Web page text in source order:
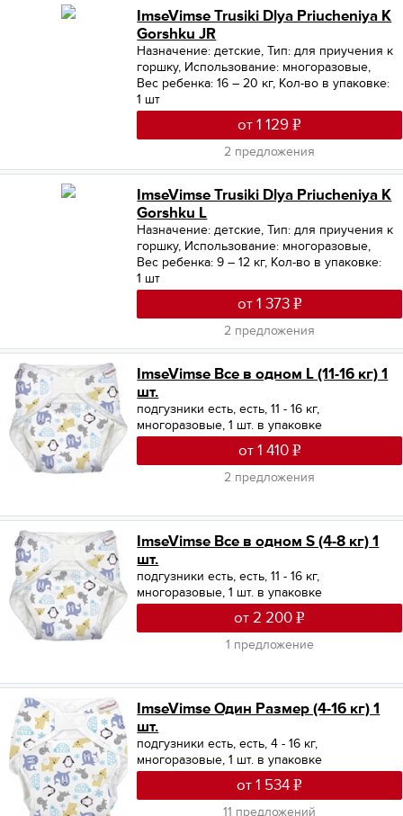
ImseVimse Trusiki Dlya Priucheniya K
Gorshku JR
Назначение: детские,Тип: для приучения к
горшку, Использование: многоразовые,
Вес ребенка: 16 – 20 кг, Кол-во в упаковке:
1 шт
от 1 129
2 предложения
ImseVimse Trusiki Dlya Priucheniya K
Gorshku L
Назначение: детские,Тип: для приучения к
горшку, Использование: многоразовые,
Вес ребенка: 9 – 12 кг, Кол-во в упаковке:
1 шт
от 1 373
2 предложения
ImseVimse Все в одном L (11-16 кг) 1
шт.
подгузники есть, есть, 11 - 16 кг,
многоразовые, 1 шт. в упаковке
от 1 410
2 предложения
ImseVimse Все в одном S (4-8 кг) 1
шт.
подгузники есть, есть, 11 - 16 кг,
многоразовые, 1 шт. в упаковке
от 2 200
1 предложение
ImseVimse Один Размер (4-16 кг) 1
шт.
подгузники есть, есть, 4 - 16 кг,
многоразовые, 1 шт. в упаковке
от 1 534
11 предложений